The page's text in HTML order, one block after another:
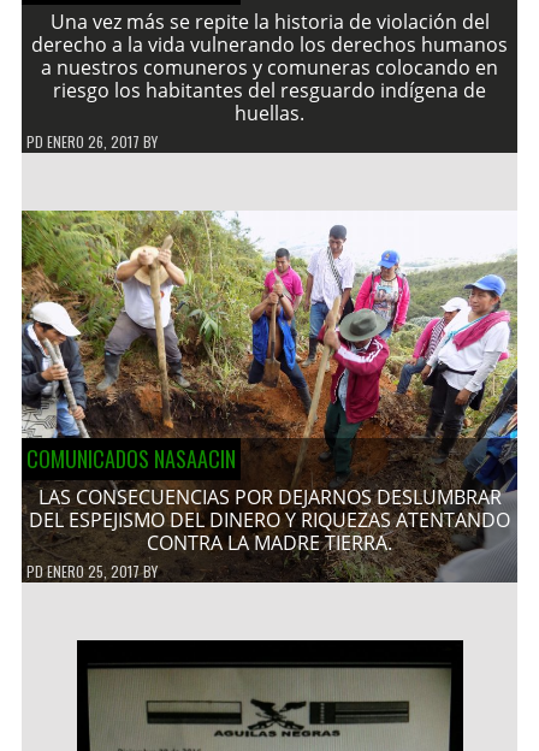
Una vez más se repite la historia de violación del
derecho a la vida vulnerando los derechos humanos
a nuestros comuneros y comuneras colocando en
riesgo los habitantes del resguardo indígena de
huellas.
PD ENERO 26, 2017 BY
COMUNICADOS NASAACIN
LAS CONSECUENCIAS POR DEJARNOS DESLUMBRAR
DEL ESPEJISMO DEL DINERO Y RIQUEZAS ATENTANDO
CONTRA LA MADRE TIERRA.
PDENERO 25, 2017BY